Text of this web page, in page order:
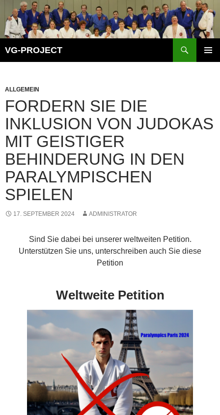
Inhalt
springen
VG-PROJECT
ALLGEMEIN
FORDERN SIE DIE
INKLUSION VON JUDOKAS
MIT GEISTIGER
BEHINDERUNG IN DEN
PARALYMPISCHEN
SPIELEN
17. SEPTEMBER 2024 ADMINISTRATOR
Sind Sie dabei bei unserer weltweiten Petition.
Unterstützen Sie uns, unterschreiben auch Sie diese
Petition
Weltweite Petition